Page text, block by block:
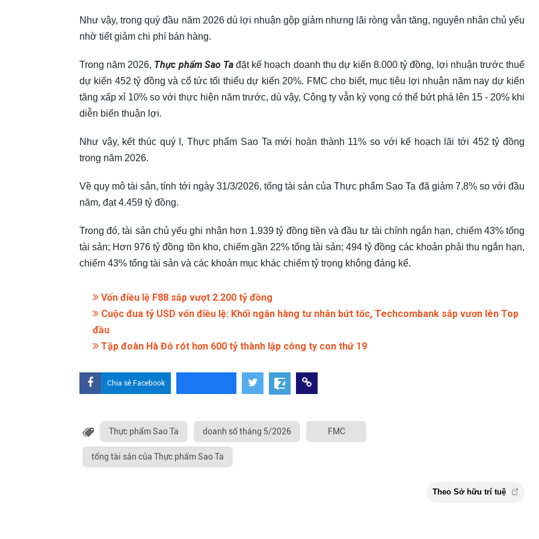
Như vậy, trong quý đầu năm 2026 dù lợi nhuận gộp giảm nhưng lãi ròng vẫn tăng, nguyên nhân chủ yếu
nhờ tiết giảm chi phí bán hàng.
Trong năm 2026, Thực phẩm Sao Tađặt kế hoạch doanh thu dự kiến 8.000 tỷ đồng, lợi nhuận trước thuế
dự kiến 452 tỷ đồng và cổ tức tối thiểu dự kiến 20%. FMC cho biết, mục tiêu lợi nhuận năm nay dự kiến
tăng xấp xỉ 10% so với thực hiện năm trước, dù vậy, Công ty vẫn kỳ vọng có thể bứt phá lên 15 - 20% khi
diễn biến thuận lợi.
Như vậy, kết thúc quý I, Thực phẩm Sao Ta mới hoàn thành 11% so với kế hoạch lãi tới 452 tỷ đồng
trong năm 2026.
Về quy mô tài sản, tính tới ngày 31/3/2026, tổng tài sản của Thực phẩm Sao Ta đã giảm 7,8% so với đầu
năm, đạt 4.459 tỷ đồng.
Trong đó, tài sản chủ yếu ghi nhận hơn 1.939 tỷ đồng tiền và đầu tư tài chính ngắn hạn, chiếm 43% tổng
tài sản; Hơn 976 tỷ đồng tồn kho, chiếm gần 22% tổng tài sản; 494 tỷ đồng các khoản phải thu ngắn hạn,
chiếm 43% tổng tài sản và các khoản mục khác chiếm tỷ trọng không đáng kể.
Vốn điều lệ F88 sắp vượt 2.200 tỷ đồng
Cuộc đua tỷ USD vốn điều lệ: Khối ngân hàng tư nhân bứt tốc, Techcombank sắp vươn lên Top
đầu
Tập đoàn Hà Đô rót hơn 600 tỷ thành lập công ty con thứ 19
Chia sẻ Facebook
Thực phẩm Sao Ta doanh số tháng 5/2026 FMC
tổng tài sản của Thực phẩm Sao Ta